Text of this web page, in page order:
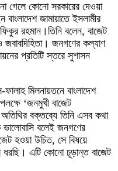
গেলে কোনো সরকারের দেওয়া
জামায়াতে ইসলামীর
রহমান।তিনি বলেন, বাজেট
জবাবদিহিতা। জনগণের কল্যাণ
প্রতিটি স্তরে সুশাসন
মিলনায়তনে বাংলাদেশ
‘জনমুখী বাজেট
বক্তব্যে তিনি এসব কথা
বলেই জনগণের
হওয়া উচিত, সে বিষয়ে
ধরছি। এটি কোনো চূড়ান্ত বাজেট